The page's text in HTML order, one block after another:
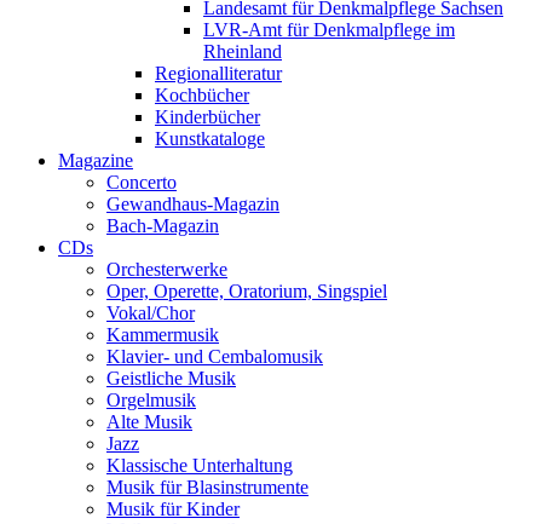
Landesamt für Denkmalpflege Sachsen
LVR-Amt für Denkmalpflege im
Rheinland
Regionalliteratur
Kochbücher
Kinderbücher
Kunstkataloge
Magazine
Concerto
Gewandhaus-Magazin
Bach-Magazin
CDs
Orchesterwerke
Oper, Operette, Oratorium, Singspiel
Vokal/Chor
Kammermusik
Klavier- und Cembalomusik
Geistliche Musik
Orgelmusik
Alte Musik
Jazz
Klassische Unterhaltung
Musik für Blasinstrumente
Musik für Kinder